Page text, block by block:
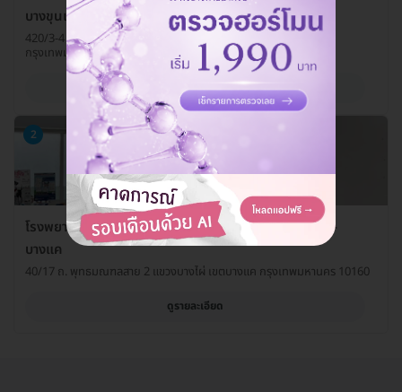
บางขุนเทียน
420/3-4 ถ. บางขุนเทียนชายทะเล แขวงแสมดำ เขตบางขุนเทียน
กรุงเทพมหานคร 10150
ดูรายละเอียด
2
โรงพยาบาลสัตว์แสนดี 24 ชั่วโมง สาขาพุทธมณฑลสาย 2-
บางแค
40/17 ถ. พุทธมณฑลสาย 2 แขวงบางไผ่ เขตบางแค กรุงเทพมหานคร 10160
ดูรายละเอียด